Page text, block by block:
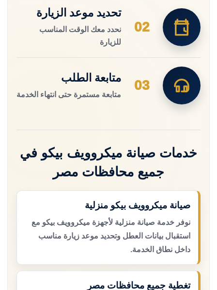
02
تحديد موعد الزيارة
نحدد معك الوقت المناسب
للزيارة
03
متابعة الطلب
متابعة مستمرة حتى انتهاء الخدمة
خدمات صيانة ميكروويف بيكو في
جميع محافظات مصر
صيانة ميكروويف بيكو منزلية
نوفر خدمة صيانة منزلية لأجهزة ميكروويف بيكو مع
استقبال بيانات العطل وتحديد موعد زيارة مناسب
داخل نطاق الخدمة.
تغطية جميع محافظات مصر